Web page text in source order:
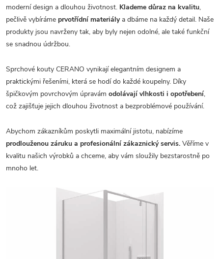
moderní design a dlouhou životnost. Klademe důraz na kvalitu,
pečlivě vybíráme prvotřídní materiálya dbáme na každý detail. Naše
produkty jsou navrženy tak, aby byly nejen odolné, ale také funkční
se snadnou údržbou.
Sprchové kouty CERANO vynikají elegantním designem a
praktickými řešeními, která se hodí do každé koupelny. Díky
špičkovým povrchovým úpravám odolávají vlhkosti i opotřebení,
což zajišťuje jejich dlouhou životnost a bezproblémové používání.
Abychom zákazníkům poskytli maximální jistotu, nabízíme
prodlouženou záruku a profesionální zákaznický servis. Věříme v
kvalitu našich výrobků a chceme, aby vám sloužily bezstarostně po
mnoho let.